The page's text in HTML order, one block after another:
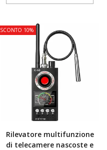
SCONTO 10%
Rilevatore multifunzione
di telecamere nascoste e